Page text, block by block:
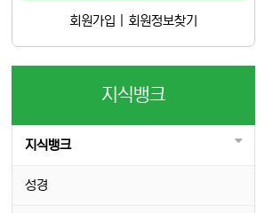
회원가입 회원정보찾기
지식뱅크
지식뱅크
성경